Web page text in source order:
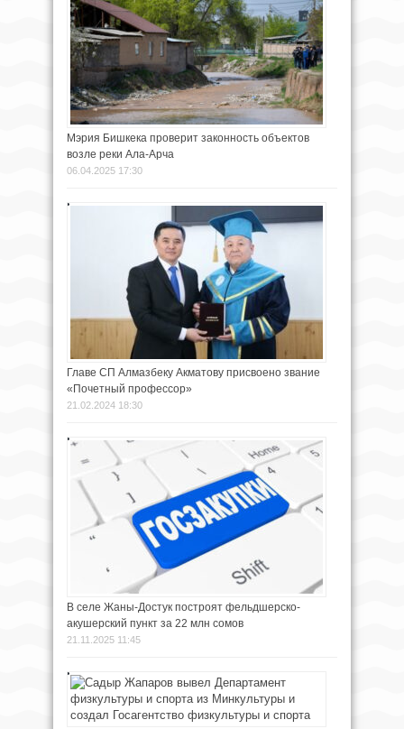
Мэрия Бишкека проверит законность объектов
возле реки Ала-Арча
06.04.2025 17:30
Главе СП Алмазбеку Акматову присвоено звание
«Почетный профессор»
21.02.2024 18:30
В селе Жаны-Достук построят фельдшерско-
акушерский пункт за 22 млн сомов
21.11.2025 11:45